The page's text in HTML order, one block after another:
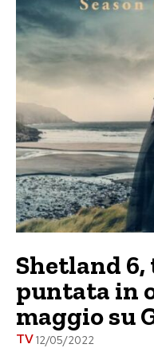
Shetland
puntata in
maggio su
TV12/05/2022